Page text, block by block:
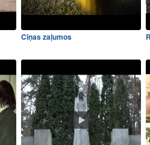
Cīņas zaļumos